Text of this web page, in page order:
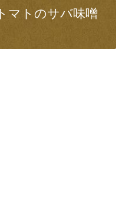
マトのサバ味噌